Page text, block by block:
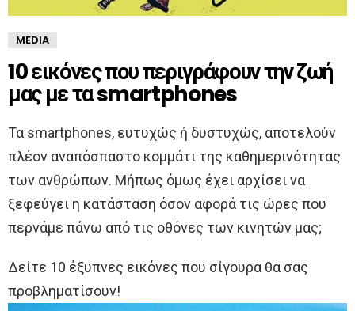
MEDIA
10 εικόνες που περιγράφουν την ζωή
μας με τα smartphones
Τα smartphones, ευτυχώς ή δυστυχώς, αποτελούν
πλέον αναπόσπαστο κομμάτι της καθημερινότητας
των ανθρώπων. Μήπως όμως έχει αρχίσει να
ξεφεύγει η κατάσταση όσον αφορά τις ώρες που
περνάμε πάνω από τις οθόνες των κινητών μας;
Δείτε 10 έξυπνες εικόνες που σίγουρα θα σας
προβληματίσουν!